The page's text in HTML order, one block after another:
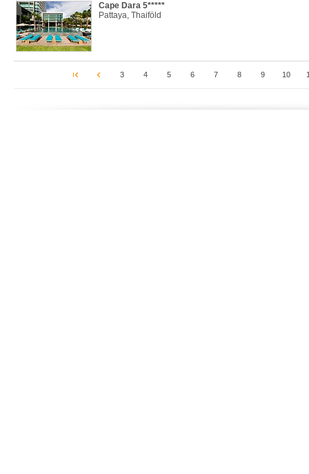
Cape Dara 5*****
Pattaya, Thaiföld
3 4 5 6 7 8 9 10